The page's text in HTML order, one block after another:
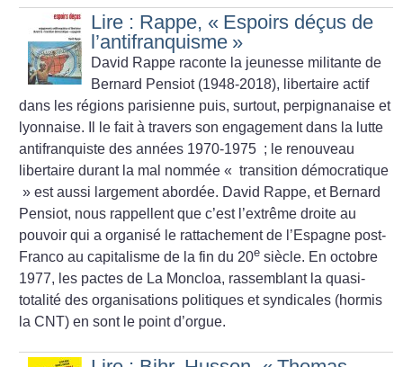
Lire : Rappe, « Espoirs déçus de
l’antifranquisme »
David Rappe raconte la jeunesse militante de
Bernard Pensiot (1948-2018), libertaire actif
dans les régions parisienne puis, surtout, perpignanaise et
lyonnaise. Il le fait à travers son engagement dans la lutte
antifranquiste des années 1970-1975 ; le renouveau
libertaire durant la mal nommée « transition démocratique
» est aussi largement abordée. David Rappe, et Bernard
Pensiot, nous rappellent que c’est l’extrême droite au
pouvoir qui a organisé le rattachement de l’Espagne post-
Franco au capitalisme de la fin du 20e siècle. En octobre
1977, les pactes de La Moncloa, rassemblant la quasi-
totalité des organisations politiques et syndicales (hormis
la CNT) en sont le point d’orgue.